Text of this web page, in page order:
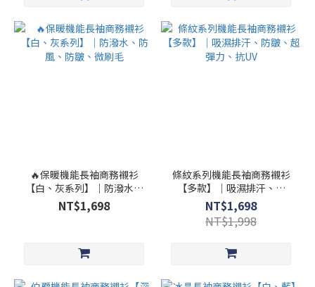
🔥保暖機能長袖商務襯衫
【白、灰系列】│防潑水、
防風、防皺、微刷毛
NT$1,698
條紋系列機能長袖商務襯衫
【多款】｜吸濕排汗、防
皺、超彈力、抗UV
NT$1,698
NT$1,998